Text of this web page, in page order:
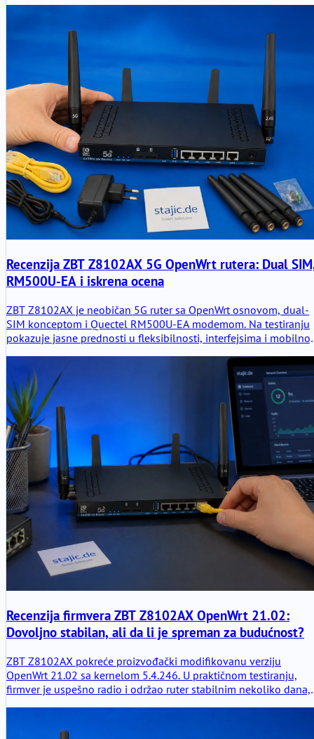
Recenzija ZBT Z8102AX 5G OpenWrt rutera: Dual
RM500U-EA i iskrena ocena
ZBT Z8102AX je neobičan 5G ruter sa OpenWrt osnovom, dual-
SIM konceptom i Quectel RM500U-EA modemom. Na testiranju
pokazuje jasne prednosti u fleksibilnosti, interfejsima i mobilnoj
Recenzija firmvera ZBT Z8102AX OpenWrt 21.02:
Dovoljno stabilan, ali da li je spreman za budućnost?
ZBT Z8102AX pokreće proizvođački modifikovanu verziju
OpenWrt 21.02 sa kernelom 5.4.246. U praktičnom testiranju,
firmver je uspešno radio i održao ruter stabilnim nekoliko dana,
održavanja.